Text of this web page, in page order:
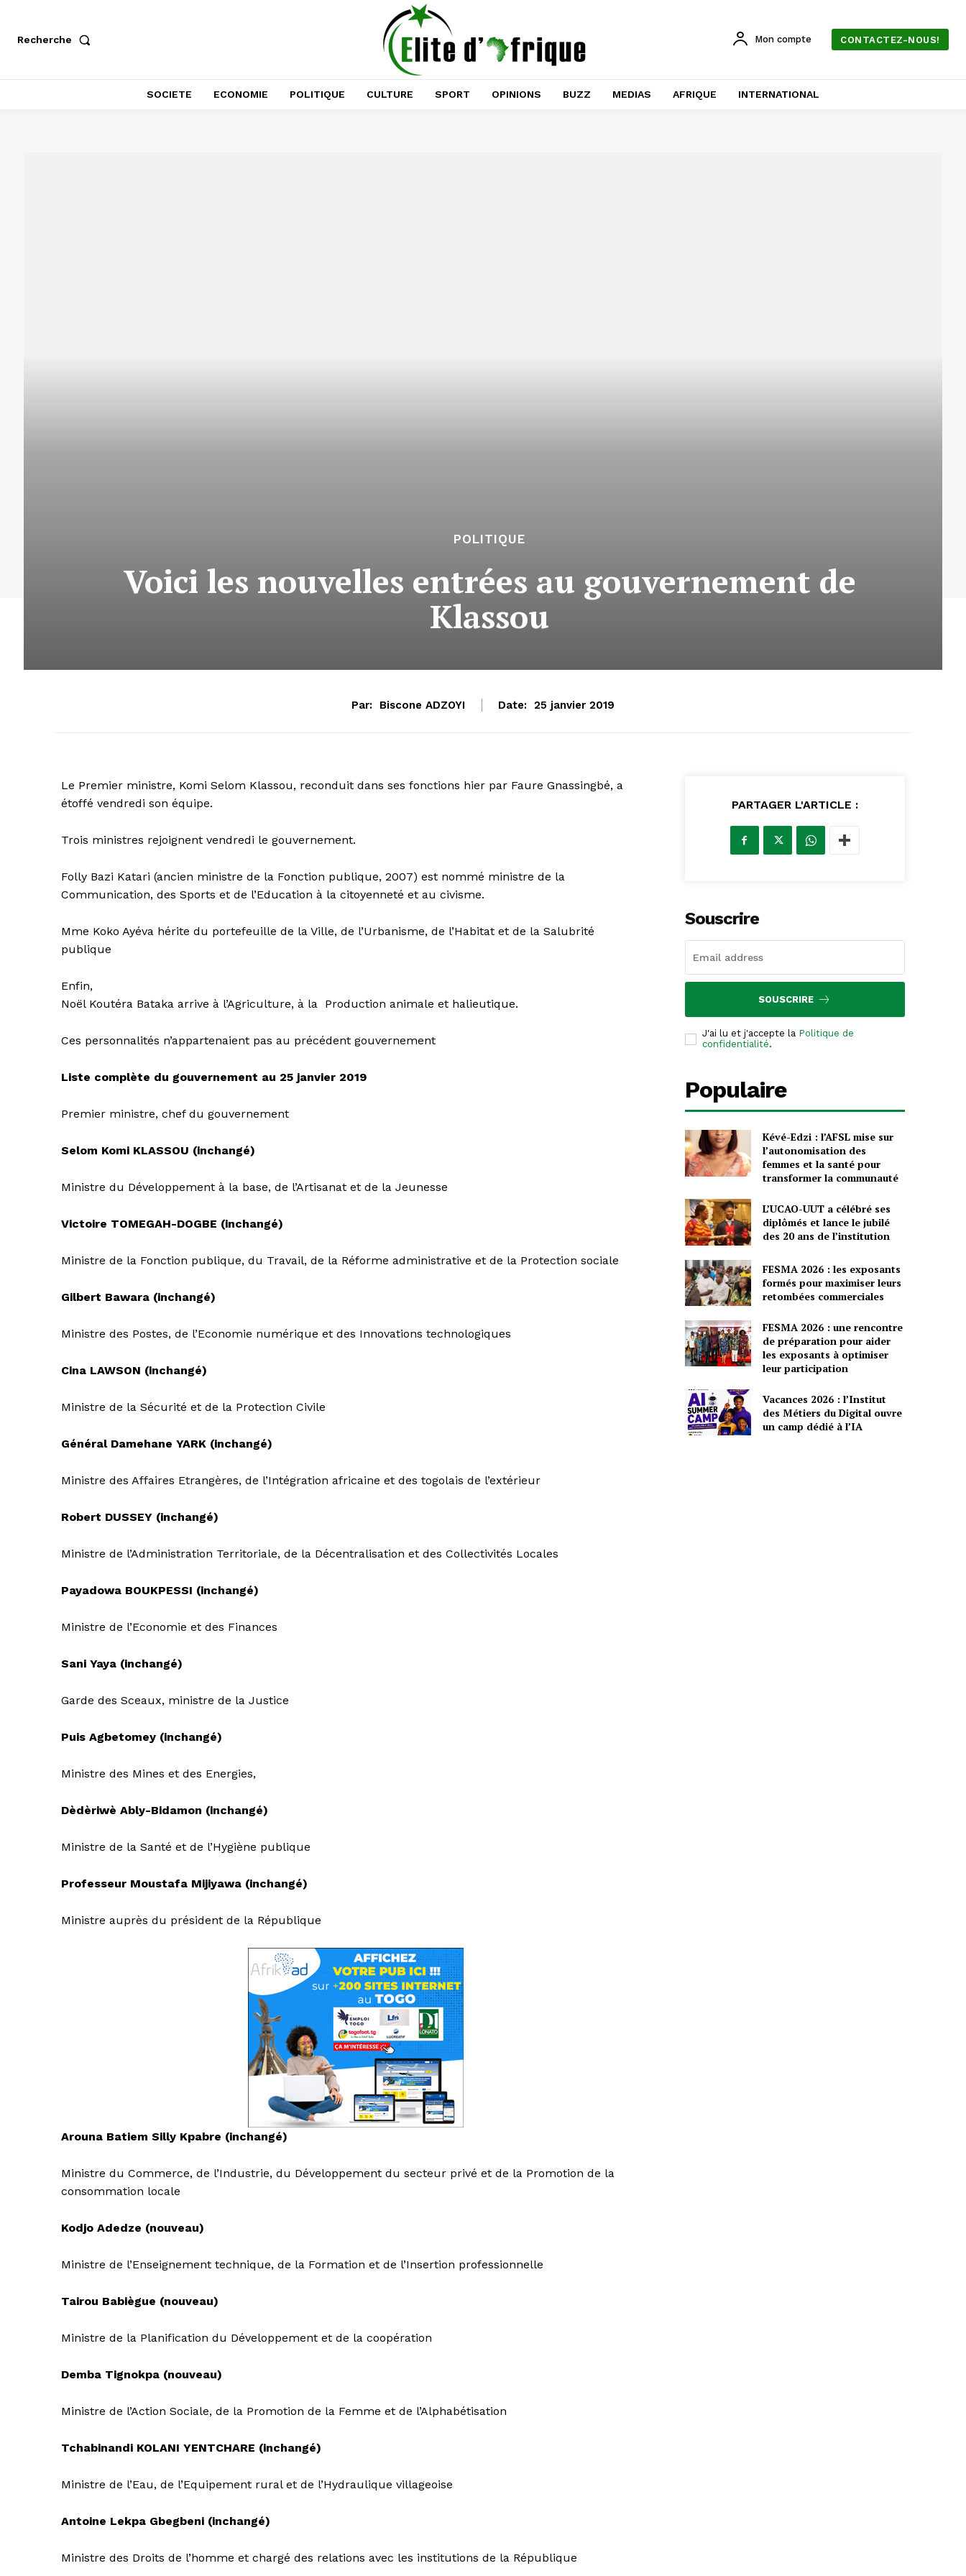
Recherche Mon compte CONTACTEZ-NOUS!
SOCIETE ECONOMIE POLITIQUE CULTURE SPORT OPINIONS BUZZ MEDIAS AFRIQUE INTERNATIONAL
POLITIQUE
Voici les nouvelles entrées au gouvernement de
Klassou
Par: Biscone ADZOYI Date: 25 janvier 2019
Le Premier ministre, Komi Selom Klassou, reconduit dans ses fonctions hier par Faure Gnassingbé, a
étoffé vendredi son équipe.
Trois ministres rejoignent vendredi le gouvernement.
Folly Bazi Katari (ancien ministre de la Fonction publique, 2007) est nommé ministre de la
Communication, des Sports et de l’Education à la citoyenneté et au civisme.
Mme Koko Ayéva hérite du portefeuille de la Ville, de l’Urbanisme, de l’Habitat et de la Salubrité
publique
Enfin,
Noël Koutéra Bataka arrive à l’Agriculture, à la Production animale et halieutique.
Ces personnalités n’appartenaient pas au précédent gouvernement
Liste complète du gouvernement au 25 janvier 2019
Premier ministre, chef du gouvernement
Selom Komi KLASSOU (inchangé)
Ministre du Développement à la base, de l’Artisanat et de la Jeunesse
Victoire TOMEGAH-DOGBE (inchangé)
Ministre de la Fonction publique, du Travail, de la Réforme administrative et de la Protection sociale
Gilbert Bawara (inchangé)
Ministre des Postes, de l’Economie numérique et des Innovations technologiques
Cina LAWSON (inchangé)
Ministre de la Sécurité et de la Protection Civile
Général Damehane YARK (inchangé)
Ministre des Affaires Etrangères, de l’Intégration africaine et des togolais de l’extérieur
Robert DUSSEY (inchangé)
Ministre de l’Administration Territoriale, de la Décentralisation et des Collectivités Locales
Payadowa BOUKPESSI (inchangé)
Ministre de l’Economie et des Finances
Sani Yaya (inchangé)
Garde des Sceaux, ministre de la Justice
Puis Agbetomey (inchangé)
Ministre des Mines et des Energies,
Dèdèriwè Ably-Bidamon (inchangé)
Ministre de la Santé et de l’Hygiène publique
Professeur Moustafa Mijiyawa (inchangé)
Ministre auprès du président de la République
Arouna Batiem Silly Kpabre (inchangé)
Ministre du Commerce, de l’Industrie, du Développement du secteur privé et de la Promotion de la
consommation locale
Kodjo Adedze (nouveau)
Ministre de l’Enseignement technique, de la Formation et de l’Insertion professionnelle
Tairou Babiègue (nouveau)
Ministre de la Planification du Développement et de la coopération
Demba Tignokpa (nouveau)
Ministre de l’Action Sociale, de la Promotion de la Femme et de l’Alphabétisation
Tchabinandi KOLANI YENTCHARE (inchangé)
Ministre de l’Eau, de l’Equipement rural et de l’Hydraulique villageoise
Antoine Lekpa Gbegbeni (inchangé)
Ministre des Droits de l’homme et chargé des relations avec les institutions de la République
PARTAGER L'ARTICLE :
Souscrire
SOUSCRIRE
J'ai lu et j'accepte la Politique de
confidentialité.
Populaire
Kévé-Edzi : l’AFSL mise sur
l’autonomisation des
femmes et la santé pour
transformer la communauté
L’UCAO-UUT a célébré ses
diplômés et lance le jubilé
des 20 ans de l’institution
FESMA 2026 : les exposants
formés pour maximiser leurs
retombées commerciales
FESMA 2026 : une rencontre
de préparation pour aider
les exposants à optimiser
leur participation
Vacances 2026 : l’Institut
des Métiers du Digital ouvre
un camp dédié à l’IA